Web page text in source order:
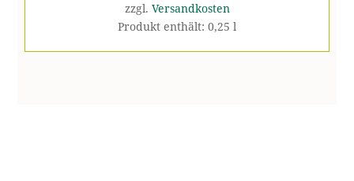
zzgl. Versandkosten
Produkt enthält: 0,25 l